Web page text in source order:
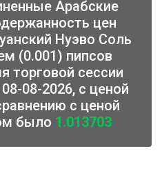
Арабские
цен
Нуэво Соль
(0.001) пипсов
торговой сессии
08-2026, с ценой
с ценой
было 1.013703